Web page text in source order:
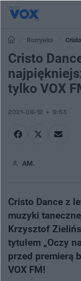
Rozrywka
tylko VOX FM! Kiedy?
Cristo
tylko VOX
2021-08-12 9:53
AM.
Cristo Dance z
muzyki
Krzysztof
tytułem „Oczy
przed premierą
VOX FM!